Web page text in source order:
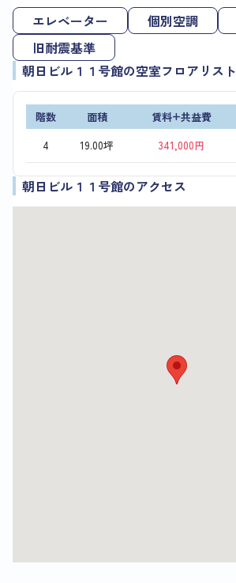
エレベーター 個別空調
旧耐震基準
朝日ビル１１号館の空室フロアリスト
階数 面積 賃料+共益費
4
19.00坪 341,000円
朝日ビル１１号館のアクセス